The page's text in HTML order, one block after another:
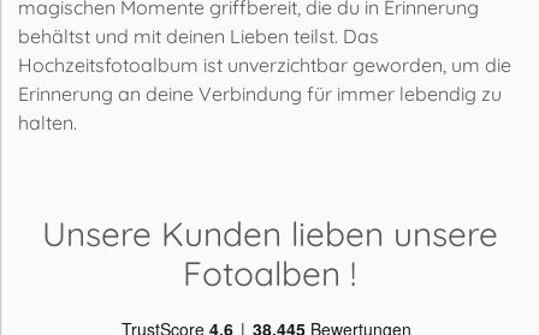
magischen Momente griffbereit, die du in Erinnerung
behältst und mit deinen Lieben teilst. Das
Hochzeitsfotoalbum ist unverzichtbar geworden, um die
Erinnerung an deine Verbindung für immer lebendig zu
halten.
Unsere Kunden lieben unsere
Fotoalben !